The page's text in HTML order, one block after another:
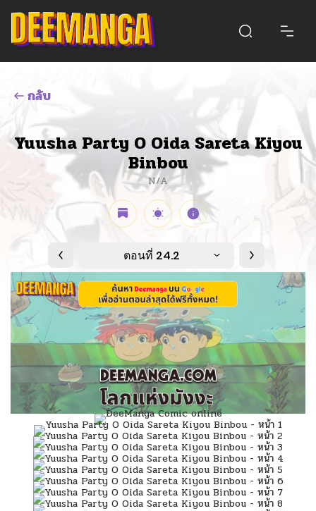
กลับ
Yuusha Party O Oida Sareta Kiyou
Binbou
N/A
ตอนที่ 24.2